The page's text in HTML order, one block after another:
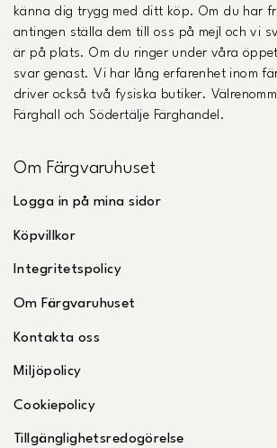
känna dig trygg med ditt köp. Om du har
antingen ställa dem till oss på mejl och vi
är på plats. Om du ringer under våra
svar genast. Vi har lång erfarenhet inom
driver också två fysiska butiker.
Färghall och Södertälje Färghandel.
Om Färgvaruhuset
Logga in på mina sidor
Köpvillkor
Integritetspolicy
Om Färgvaruhuset
Kontakta oss
Miljöpolicy
Cookiepolicy
Tillgänglighetsredogörelse